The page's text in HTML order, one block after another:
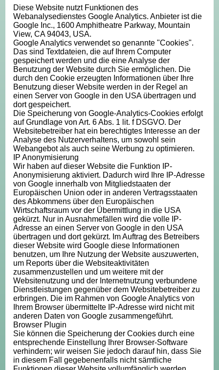
Diese Website nutzt Funktionen des
Webanalysedienstes Google Analytics. Anbieter ist die
Google Inc., 1600 Amphitheatre Parkway, Mountain
View, CA 94043, USA.
Google Analytics verwendet so genannte "Cookies".
Das sind Textdateien, die auf Ihrem Computer
gespeichert werden und die eine Analyse der
Benutzung der Website durch Sie ermöglichen. Die
durch den Cookie erzeugten Informationen über Ihre
Benutzung dieser Website werden in der Regel an
einen Server von Google in den USA übertragen und
dort gespeichert.
Die Speicherung von Google-Analytics-Cookies erfolgt
auf Grundlage von Art. 6 Abs. 1 lit. f DSGVO. Der
Websitebetreiber hat ein berechtigtes Interesse an der
Analyse des Nutzerverhaltens, um sowohl sein
Webangebot als auch seine Werbung zu optimieren.
IP Anonymisierung
Wir haben auf dieser Website die Funktion IP-
Anonymisierung aktiviert. Dadurch wird Ihre IP-Adresse
von Google innerhalb von Mitgliedstaaten der
Europäischen Union oder in anderen Vertragsstaaten
des Abkommens über den Europäischen
Wirtschaftsraum vor der Übermittlung in die USA
gekürzt. Nur in Ausnahmefällen wird die volle IP-
Adresse an einen Server von Google in den USA
übertragen und dort gekürzt. Im Auftrag des Betreibers
dieser Website wird Google diese Informationen
benutzen, um Ihre Nutzung der Website auszuwerten,
um Reports über die Websiteaktivitäten
zusammenzustellen und um weitere mit der
Websitenutzung und der Internetnutzung verbundene
Dienstleistungen gegenüber dem Websitebetreiber zu
erbringen. Die im Rahmen von Google Analytics von
Ihrem Browser übermittelte IP-Adresse wird nicht mit
anderen Daten von Google zusammengeführt.
Browser Plugin
Sie können die Speicherung der Cookies durch eine
entsprechende Einstellung Ihrer Browser-Software
verhindern; wir weisen Sie jedoch darauf hin, dass Sie
in diesem Fall gegebenenfalls nicht sämtliche